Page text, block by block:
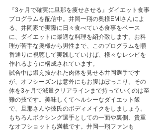
『3ヶ月で確実に旦那を痩せさせる』ダイエット食事
プログラムを配信中。井岡一翔の奥様EMIさんによ
る、井岡家で実際に日々食べている食事をベース
に、ダイエットに最適な料理を紹介致します。お料
理が苦手な奥様から男性まで、このプログラムを順
番通りに視聴して実践していけば、様々なレシピを
作れるように構成されています。
試合中は鍛え抜かれた肉体を見せる井岡選手です
が、オフシーズンは意外にもお腹はぽっこり。その
体を3ヶ月で減量クリアラインまで持っていくのは至
難の技です。美味しくてヘルシーなダイエット飯
で、旦那さんや彼氏のボディメイクをしましょう。
もちろんボクシング選手としての一面や裏側、貴重
なオフショットも満載です。井岡一翔ファンも